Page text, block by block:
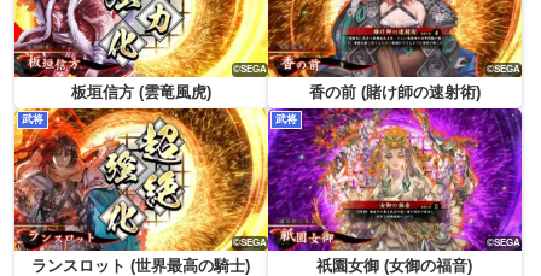
板垣信方 (雲竜風虎) 香の前 (賭け師の速射術)
武将
ランスロット (世界最高の騎士)
武将
祇園女御 (女御の福音)